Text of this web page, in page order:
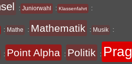
: Juniorwahl : Klassenfahrt :
: Mathe : Mathematik : Musik :
: Point Alpha : Politik : Prag